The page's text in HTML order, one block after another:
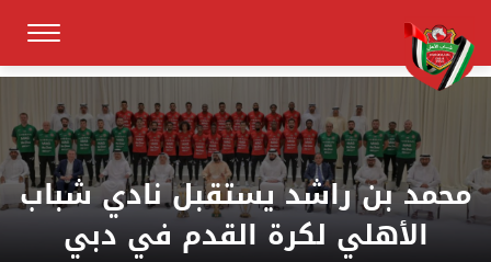
محمد بن راشد يستقبل نادي شباب
الأهلي لكرة القدم في دبي